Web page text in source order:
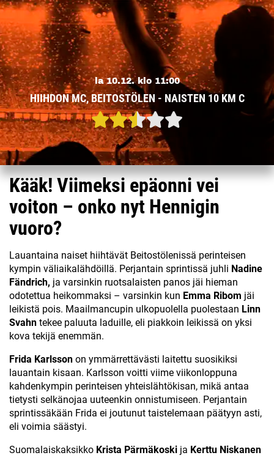
la 10.12. klo 11:00
HIIHDON MC, BEITOSTÖLEN - NAISTEN 10 KM C
Kääk! Viimeksi epäonni vei
voiton – onko nyt Hennigin
vuoro?
Lauantaina naiset hiihtävät Beitostölenissä perinteisen
kympin väliaikalähdöillä. Perjantain sprintissä juhli Nadine
Fändrich, ja varsinkin ruotsalaisten panos jäi hieman
odotettua heikommaksi – varsinkin kun Emma Ribom jäi
leikistä pois. Maailmancupin ulkopuolella puolestaan Linn
Svahn tekee paluuta laduille, eli piakkoin leikissä on yksi
kova tekijä enemmän.
Frida Karlsson on ymmärrettävästi laitettu suosikiksi
lauantain kisaan. Karlsson voitti viime viikonloppuna
kahdenkympin perinteisen yhteislähtökisan, mikä antaa
tietysti selkänojaa uuteenkin onnistumiseen. Perjantain
sprintissäkään Frida ei joutunut taistelemaan päätyyn asti,
eli voimia säästyi.
Suomalaiskaksikko Krista Pärmäkoski ja Kerttu Niskanen